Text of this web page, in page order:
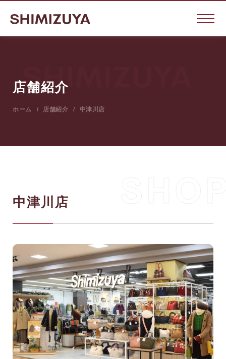
店舗紹介
ホーム 店舗紹介 中津川店
中津川店